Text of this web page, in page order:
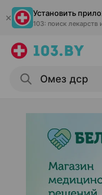
Установить
103: поиск лекарств